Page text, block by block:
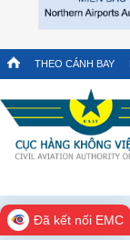
THEO CÁNH BAY
Đã kết nối EMC